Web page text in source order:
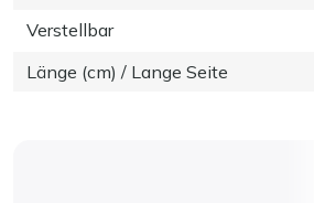
Verstellbar
Länge (cm) / Lange Seite